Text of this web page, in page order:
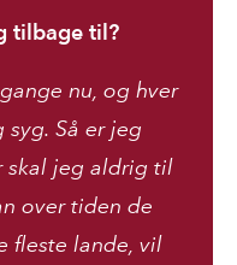
tilbage til?
nu, og hver
Så er jeg
skal jeg aldrig til
over tiden de
fleste lande, vil